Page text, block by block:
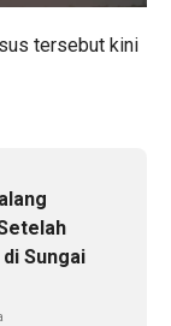
tersebut kini
Sungai